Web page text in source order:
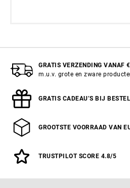
GRATIS VERZENDING VANAF
m.u.v. grote en zware
GRATIS CADEAU’S BIJ
GROOTSTE VOORRAAD VAN
TRUSTPILOT SCORE 4.8/5